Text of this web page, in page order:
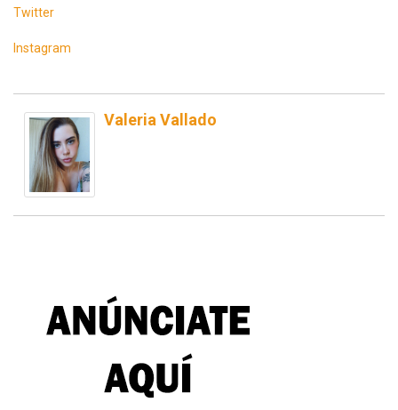
Twitter
Instagram
Valeria Vallado